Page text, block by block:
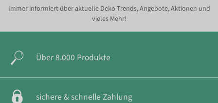
Immer informiert über aktuelle Deko-Trends, Angebote, Aktionen und
vieles Mehr!
Über 8.000 Produkte
sichere & schnelle Zahlung